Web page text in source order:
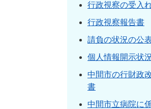
行政視察の受入
行政視察報告書
請負の状況の公
個人情報開示状
中間市の行財政
書
中間市立病院に